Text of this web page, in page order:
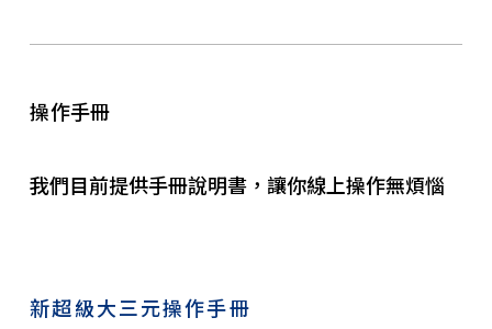
操作手冊
我們目前提供手冊說明書，讓你線上操作無煩惱
新超級大三元操作手冊